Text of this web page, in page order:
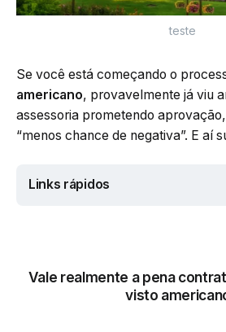
teste
Se você está começando o
americano, provavelmente já viu
assessoria prometendo
“menos chance de negativa”. E aí
Links rápidos
Vale realmente a pena
visto